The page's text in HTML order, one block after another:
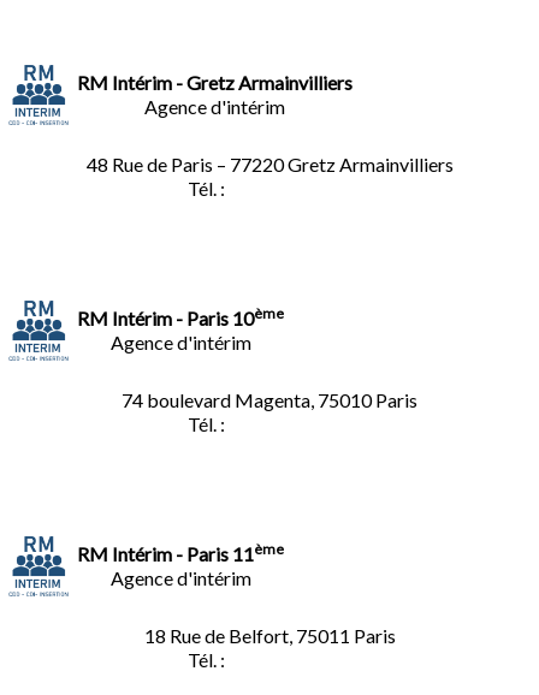
RM Intérim - Gretz Armainvilliers
Agence d'intérim
48 Rue de Paris – 77220 Gretz Armainvilliers
Tél. :
RM Intérim - Paris 10ème
Agence d'intérim
74 boulevard Magenta, 75010 Paris
Tél. :
RM Intérim - Paris 11ème
Agence d'intérim
18 Rue de Belfort, 75011 Paris
Tél. :